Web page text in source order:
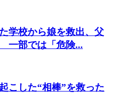
学校から娘を救出、父
一部では「危険...
こした“相棒”を救った